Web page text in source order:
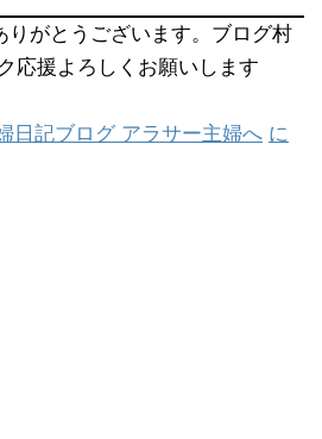
りがとうございます。ブログ村
応援よろしくお願いします
に